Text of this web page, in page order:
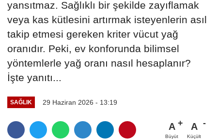
yansıtmaz. Sağlıklı bir şekilde zayıflamak
veya kas kütlesini artırmak isteyenlerin asıl
takip etmesi gereken kriter vücut yağ
oranıdır. Peki, ev konforunda bilimsel
yöntemlerle yağ oranı nasıl hesaplanır?
İşte yanıtı...
SAĞLIK 29 Haziran 2026 - 13:19
A
Büyüt
A
Küçült